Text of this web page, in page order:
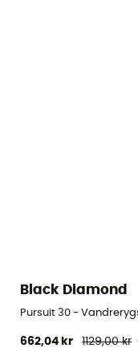
Black Diamond
Pursuit 30 -
662,04 kr 1129,00 kr